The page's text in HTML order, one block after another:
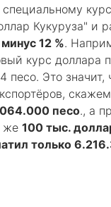
Кукуруза" и
минус 12 %.
курс доллара
песо. Это значит,
песо., а
же 100 тыс.
только